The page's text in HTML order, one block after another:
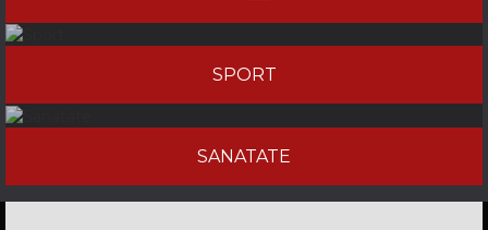
SPORT
SANATATE